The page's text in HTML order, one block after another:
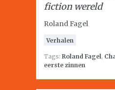
fiction wereld
Roland Fagel
Verhalen
Tags: Roland Fagel ,
eerste zinnen